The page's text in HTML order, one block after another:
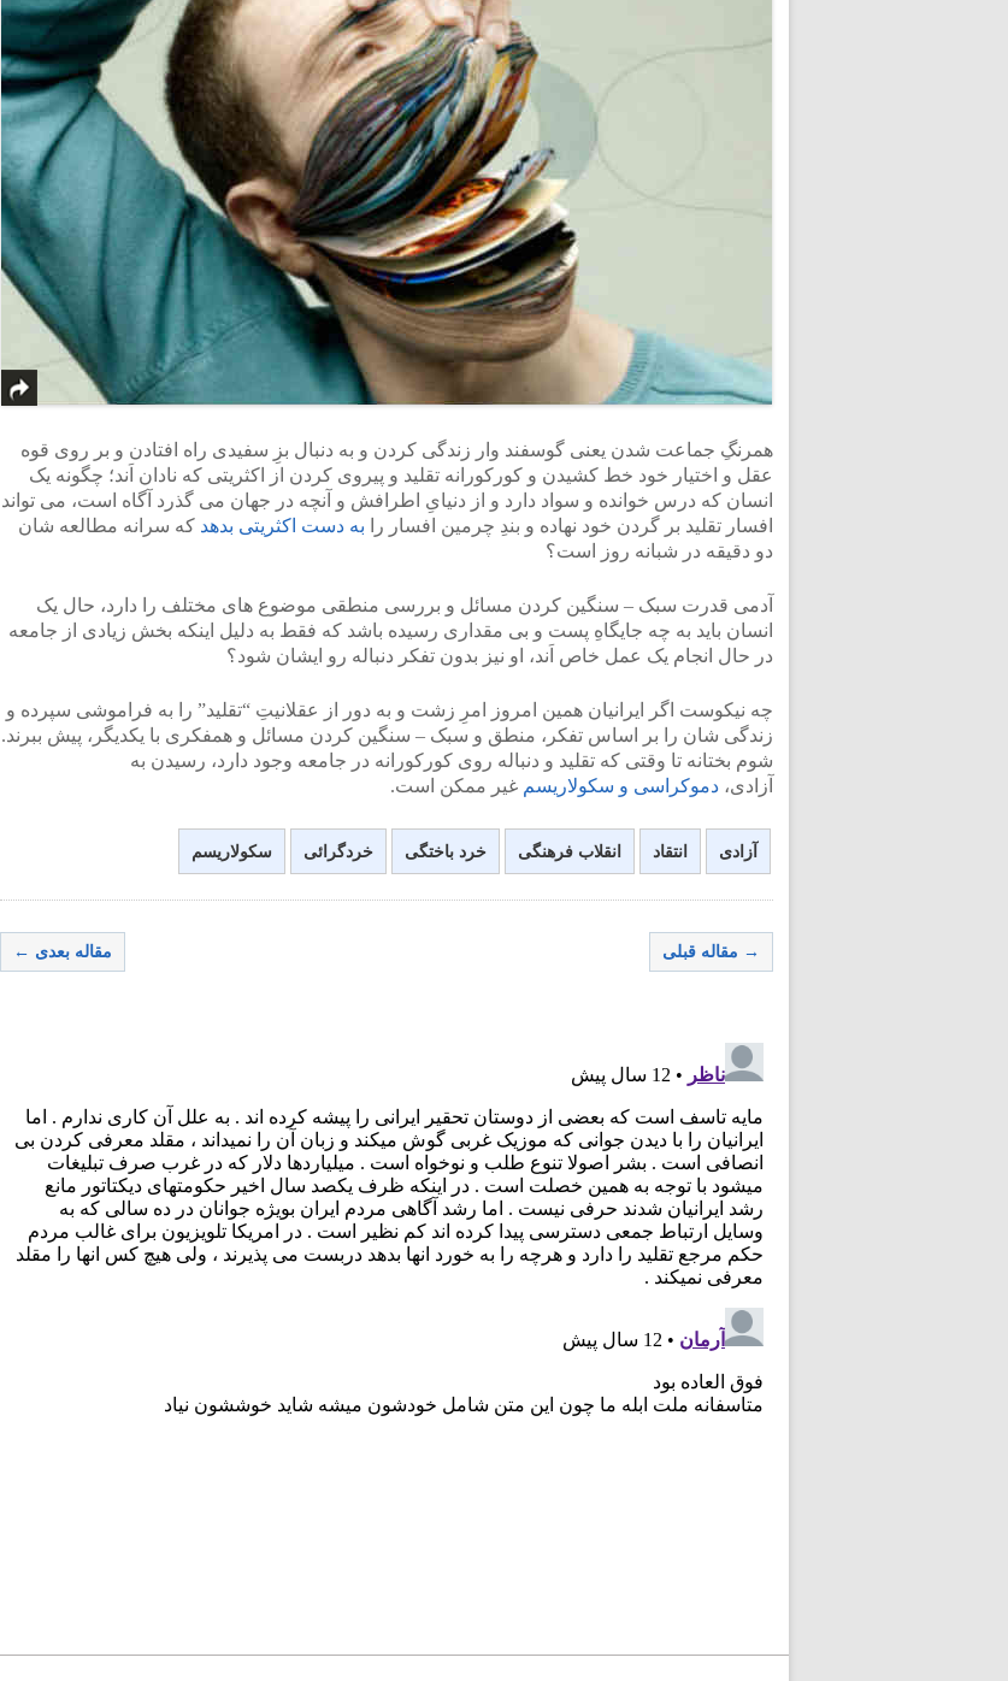
همرنگِ جماعت شدن یعنی گوسفند وار زندگی کردن و به دنبال بزِ سفیدی راه افتادن و بر روی قوه
عقل و اختیار خود خط کشیدن و کورکورانه تقلید و پیروی کردن از اکثریتی که نادان اَند؛ چگونه یک
انسان که درس خوانده و سواد دارد و از دنیایِ اطرافش و آنچه در جهان می گذرد آگاه است، می تواند
افسار تقلید بر گردن خود نهاده و بندِ چرمین افسار را به دست اکثریتی بدهد که سرانه مطالعه شان
دو دقیقه در شبانه روز است؟
آدمی قدرت سبک – سنگین کردن مسائل و بررسی منطقی موضوع های مختلف را دارد، حال یک
انسان باید به چه جایگاهِ پست و بی مقداری رسیده باشد که فقط به دلیل اینکه بخش زیادی از جامعه
در حال انجام یک عمل خاص اَند، او نیز بدون تفکر دنباله رو ایشان شود؟
چه نیکوست اگر ایرانیان همین امروز امرِ زشت و به دور از عقلانیتِ “تقلید” را به فراموشی سپرده و
زندگی شان را بر اساس تفکر، منطق و سبک – سنگین کردن مسائل و همفکری با یکدیگر، پیش ببرند.
شوم بختانه تا وقتی که تقلید و دنباله روی کورکورانه در جامعه وجود دارد، رسیدن به
آزادی، دموکراسی و سکولاریسم غیر ممکن است.
آزادی انتقاد انقلاب فرهنگی خرد باختگی خردگرائی سکولاریسم
→ مقاله قبلی مقاله بعدی ←